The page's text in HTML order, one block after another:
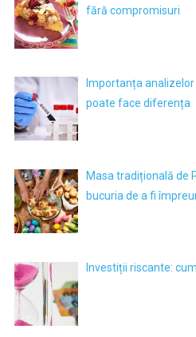
fără compromisuri
Importanța
poate face diferența
Masa tradițională de
bucuria de a fi
Investiții riscante: